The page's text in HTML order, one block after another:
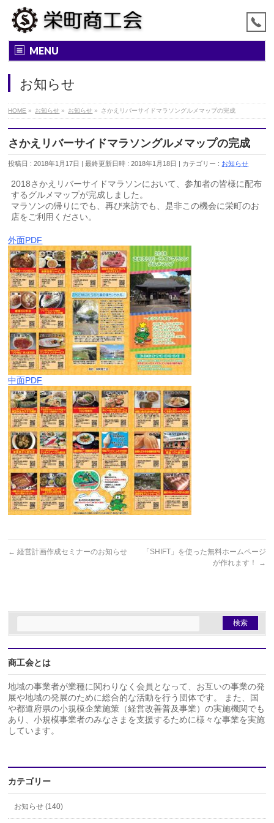
MENU
お知らせ
HOME » お知らせ » お知らせ » さかえリバーサイドマラソングルメマップの完成
さかえリバーサイドマラソングルメマップの完成
投稿日 : 2018年1月17日 最終更新日時 : 2018年1月18日 カテゴリー : お知らせ
2018さかえリバーサイドマラソンにおいて、参加者の皆様に配布
するグルメマップが完成しました。
マラソンの帰りにでも、再び来訪でも、是非この機会に栄町のお
店をご利用ください。
外面PDF
中面PDF
← 経営計画作成セミナーのお知らせ
「SHIFT」を使った無料ホームページ
が作れます！
→
商工会とは
地域の事業者が業種に関わりなく会員となって、お互いの事業の発
展や地域の発展のために総合的な活動を行う団体です。 また、国
や都道府県の小規模企業施策（経営改善普及事業）の実施機関でも
あり、小規模事業者のみなさまを支援するために様々な事業を実施
しています。
カテゴリー
お知らせ (140)